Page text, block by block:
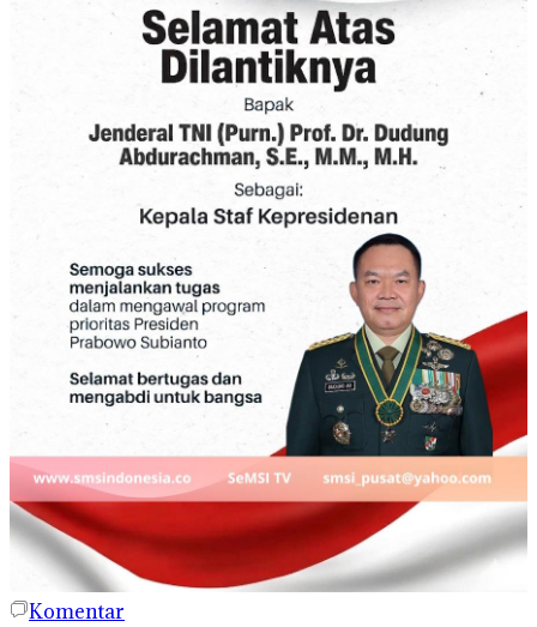
Komentar